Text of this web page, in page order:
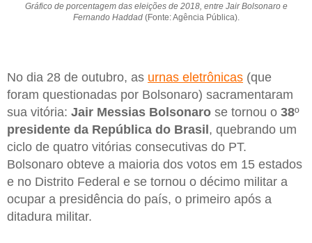
Gráfico de porcentagem das eleições de 2018, entre Jair Bolsonaro e
Fernando Haddad(Fonte: Agência Pública).
No dia 28 de outubro, as urnas eletrônicas (que
foram questionadas por Bolsonaro) sacramentaram
sua vitória: Jair Messias Bolsonaro se tornou o 38º
presidente da República do Brasil , quebrando um
ciclo de quatro vitórias consecutivas do PT.
Bolsonaro obteve a maioria dos votos em 15 estados
e no Distrito Federal e se tornou o décimo militar a
ocupar a presidência do país, o primeiro após a
ditadura militar.